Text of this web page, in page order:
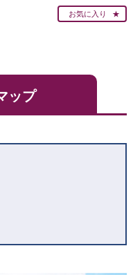
お気に入り
ップ